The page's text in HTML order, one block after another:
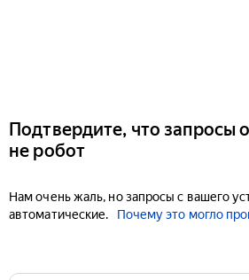
Подтвердите, что запросы
не робот
Нам очень жаль, но запросы с вашего
автоматические.
Почему это могло